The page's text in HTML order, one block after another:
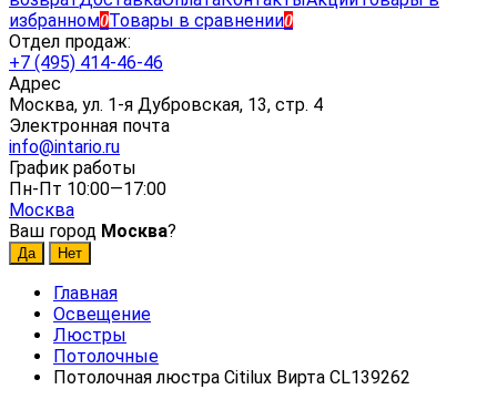
избранном0Товары в сравнении0
Отдел продаж:
+7 (495) 414-46-46
Адрес
Москва, ул. 1-я Дубровская, 13, стр. 4
Электронная почта
info@intario.ru
График работы
Пн-Пт 10:00—17:00
Москва
Ваш город Москва?
Главная
Освещение
Люстры
Потолочные
Потолочная люстра Citilux Вирта CL139262